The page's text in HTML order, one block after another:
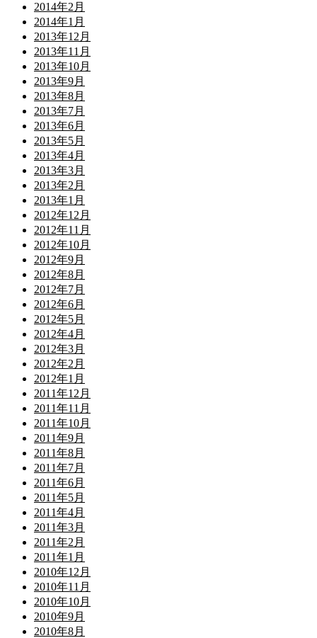
2014年2月
2014年1月
2013年12月
2013年11月
2013年10月
2013年9月
2013年8月
2013年7月
2013年6月
2013年5月
2013年4月
2013年3月
2013年2月
2013年1月
2012年12月
2012年11月
2012年10月
2012年9月
2012年8月
2012年7月
2012年6月
2012年5月
2012年4月
2012年3月
2012年2月
2012年1月
2011年12月
2011年11月
2011年10月
2011年9月
2011年8月
2011年7月
2011年6月
2011年5月
2011年4月
2011年3月
2011年2月
2011年1月
2010年12月
2010年11月
2010年10月
2010年9月
2010年8月